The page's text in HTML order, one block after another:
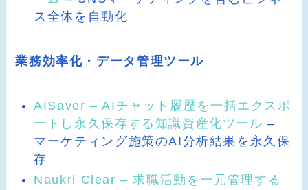
ス全体を自動化
業務効率化・データ管理ツール
AISaver – AIチャット履歴を一括エクスポ
ートし永久保存する知識資産化ツール –
マーケティング施策のAI分析結果を永久保
存
Naukri Clear – 求職活動を一元管理する